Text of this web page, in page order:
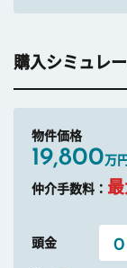
購入シミュレ
物件価格
19,800万円
仲介手数料：
頭金